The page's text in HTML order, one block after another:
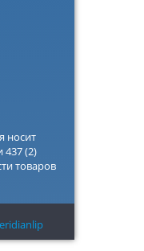
носит
(2)
товаров